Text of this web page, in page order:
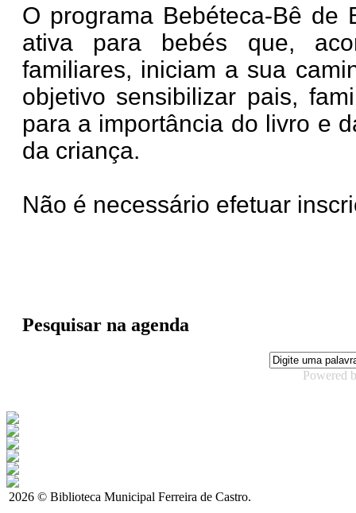
O programa Bebéteca-Bê de
ativa para bebés que,
familiares, iniciam a sua
objetivo sensibilizar pais,
para a importância do livro e
da criança.
Não é necessário efetuar
Pesquisar na agenda
Powered
2026 © Biblioteca Municipal Ferreira de Castro.